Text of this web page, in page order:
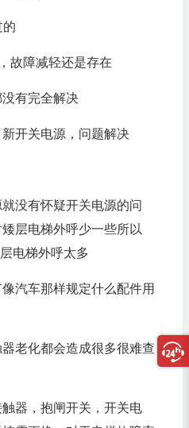
的
故障减轻还是存在
有完全解决
开关电源，问题解决
没有怀疑开关电源的问
层电梯外呼少一些所以
电梯外呼太多
汽车那样规定什么配件用
老化都会造成很多很难查
器，抱闸开关，开关电